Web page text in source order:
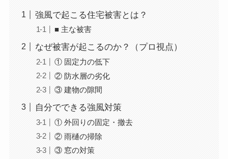
強風で起こる住宅被害とは？
■ 主な被害
なぜ被害が起こるのか？（プロ視点）
① 固定力の低下
② 防水層の劣化
③ 建物の隙間
自分でできる強風対策
① 外回りの固定・撤去
② 雨樋の掃除
③ 窓の対策